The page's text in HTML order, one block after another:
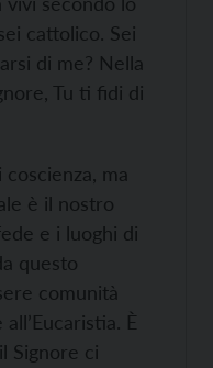
cattolico. Sei
di me? Nella
Tu ti fidi di
ma
è il nostro
e i luoghi di
questo
comunità
È
Signore ci